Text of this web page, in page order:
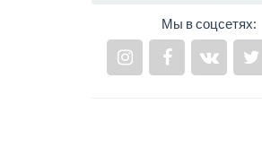
Мы в соцсетях: